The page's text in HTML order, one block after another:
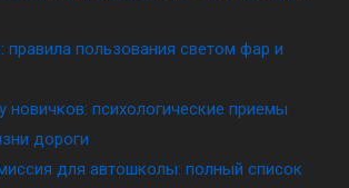
пользования светом фар и
новичков: психологические приемы
дороги
для автошколы: полный список